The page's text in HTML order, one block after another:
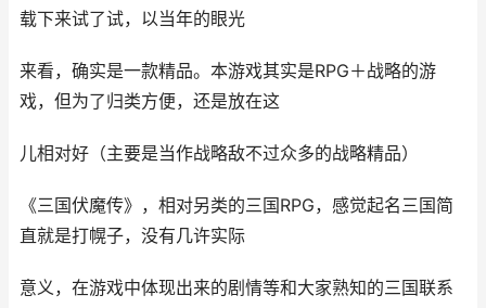
载下来试了试，以当年的眼光
来看，确实是一款精品。本游戏其实是RPG＋战略的游
戏，但为了归类方便，还是放在这
儿相对好（主要是当作战略敌不过众多的战略精品）
《三国伏魔传》，相对另类的三国RPG，感觉起名三国简
直就是打幌子，没有几许实际
意义，在游戏中体现出来的剧情等和大家熟知的三国联系